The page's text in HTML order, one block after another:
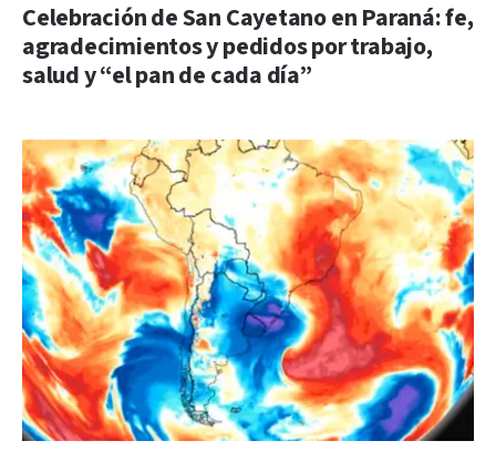
Celebración de San Cayetano en Paraná: fe,
agradecimientos y pedidos por trabajo,
salud y “el pan de cada día”